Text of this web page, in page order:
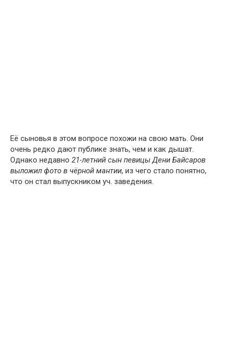
Её сыновья в этом вопросе похожи на свою мать. Они
очень редко дают публике знать, чем и как дышат.
Однако недавно 21-летний сын певицы Дени Байсаров
выложил фото в чёрной мантии, из чего стало понятно,
что он стал выпускником уч. заведения.